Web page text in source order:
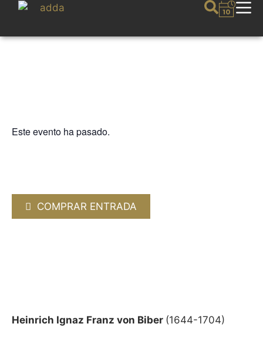
Este evento ha pasado.
COMPRAR ENTRADA
Heinrich Ignaz Franz von Biber (1644-1704)